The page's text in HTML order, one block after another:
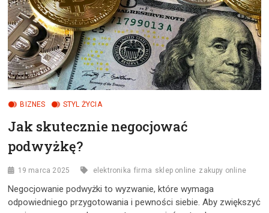
BIZNES STYL ŻYCIA
Jak skutecznie negocjować
podwyżkę?
19 marca 2025 elektronika firma sklep online zakupy online
Negocjowanie podwyżki to wyzwanie, które wymaga
odpowiedniego przygotowania i pewności siebie. Aby zwiększyć